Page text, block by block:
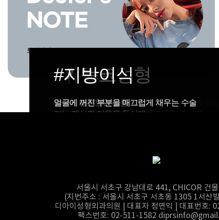
#이마거상
피부의 처짐으로 숨겨져있던 쌍꺼풀 라인을 찾
또렷한 눈을 만들어주는 수술
#듀얼트임
뒤트임+밑트임 같이 수술을 하여
가로로 시원하게 트인 눈매를 만들어줍니다.
#기능코성형
숨쉬기 불편했던 코를
기능 개선과 미용을 동시에
#지방이식
얼굴에 꺼진 부분을 매끄럽게 채우는 수술
서울시 서초구 강남대로 441, CHICOR 건
(지번주소 : 서울시 서초구 서초동 1305 1서산
디아이성형외과의원 | 대표자 정연익 | 대표번호:
팩스번호: 02-511-1582